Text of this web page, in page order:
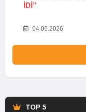
IDI”
04.06.2026
TOP 5